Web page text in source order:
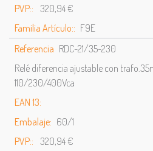
PVP:: 320,94 €
Familia Artículo:: F9E
Referencia RDC-21/35-230
Relé diferencia ajustable con
110/230/400Vca
EAN 13:
Embalaje: 60/1
PVP:: 320,94 €